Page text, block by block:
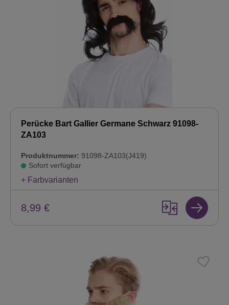
Perücke Bart Gallier Germane Schwarz 91098-
ZA103
Produktnummer: 91098-ZA103(J419)
Sofort verfügbar
+ Farbvarianten
8,99 €